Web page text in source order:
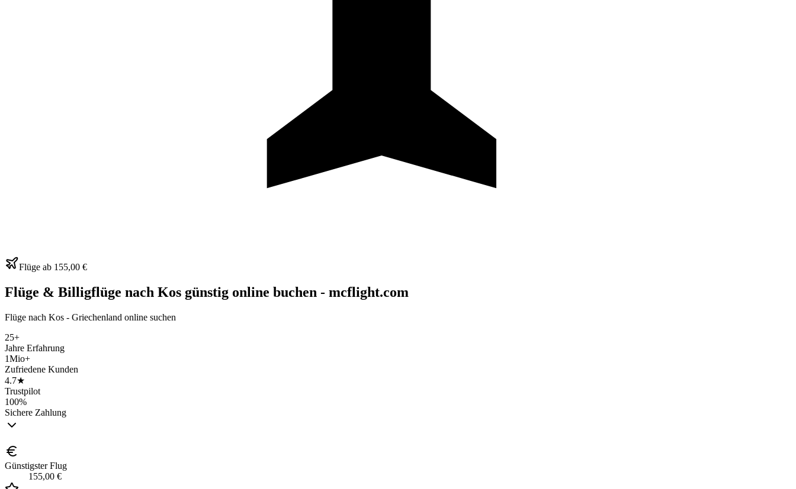
Flüge ab 155,00 €
Flüge & Billigflüge nach Kos günstig online buchen - mcflight.com
Flüge nach Kos - Griechenland online suchen
25+
Jahre Erfahrung
1Mio+
Zufriedene Kunden
4.7★
Trustpilot
100%
Sichere Zahlung
Günstigster Flug
155,00 €